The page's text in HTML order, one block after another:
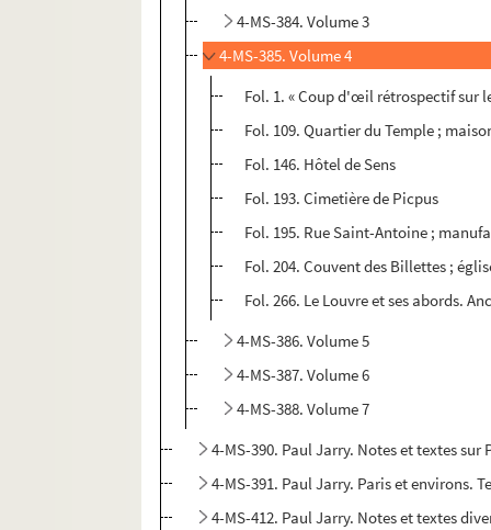
4-MS-384. Volume 3
4-MS-385. Volume 4
Fol. 1. « Coup d'œil rétrospectif sur
Fol. 109. Quartier du Temple ;
Fol. 146. Hôtel de Sens
Fol. 193. Cimetière de Picpus
Fol. 195. Rue Saint-Antoine ;
Fol. 204. Couvent des Billettes ;
Fol. 266. Le Louvre et ses abords.
4-MS-386. Volume 5
4-MS-387. Volume 6
4-MS-388. Volume 7
4-MS-390. Paul Jarry. Notes et textes
4-MS-391. Paul Jarry. Paris et environs.
4-MS-412. Paul Jarry. Notes et textes